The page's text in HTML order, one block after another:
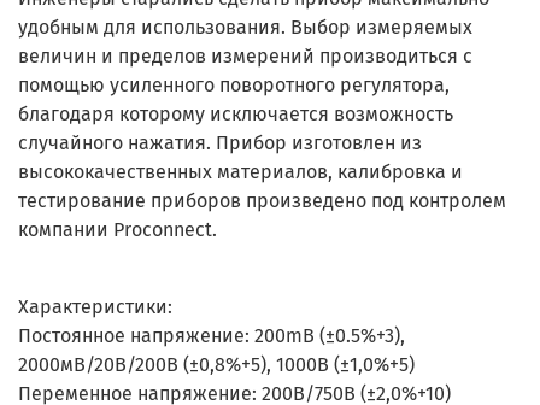
удобным для использования. Выбор измеряемых
величин и пределов измерений производиться с
помощью усиленного поворотного регулятора,
благодаря которому исключается возможность
случайного нажатия. Прибор изготовлен из
высококачественных материалов, калибровка и
тестирование приборов произведено под контролем
компании Proconnect.
Характеристики:
Постоянное напряжение: 200mВ (±0.5%+3),
2000мВ/20В/200В (±0,8%+5), 1000В (±1,0%+5)
Переменное напряжение: 200В/750В (±2,0%+10)